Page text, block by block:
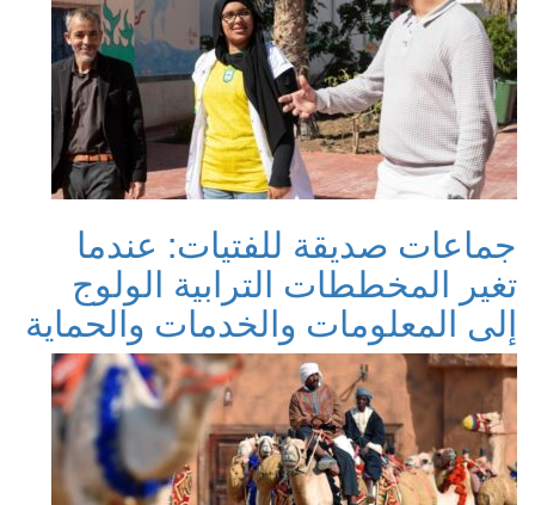
جماعات صديقة للفتيات: عندما
تغير المخططات الترابية الولوج
إلى المعلومات والخدمات والحماية